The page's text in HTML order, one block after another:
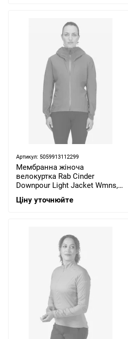
Артикул: 5059913112299
Мембранна жіноча
велокуртка Rab Cinder
Downpour Light Jacket Wmns,
08)
Ціну уточнюйте